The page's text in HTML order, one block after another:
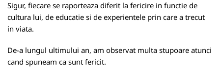
Sigur, fiecare se raporteaza diferit la fericire in functie de
cultura lui, de educatie si de experientele prin care a trecut
in viata.
De-a lungul ultimului an, am observat multa stupoare atunci
cand spuneam ca sunt fericit.